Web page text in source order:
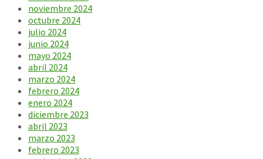
noviembre 2024
octubre 2024
julio 2024
junio 2024
mayo 2024
abril 2024
marzo 2024
febrero 2024
enero 2024
diciembre 2023
abril 2023
marzo 2023
febrero 2023